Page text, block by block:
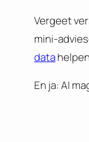
Vergeet
mini-
data
En ja: AI